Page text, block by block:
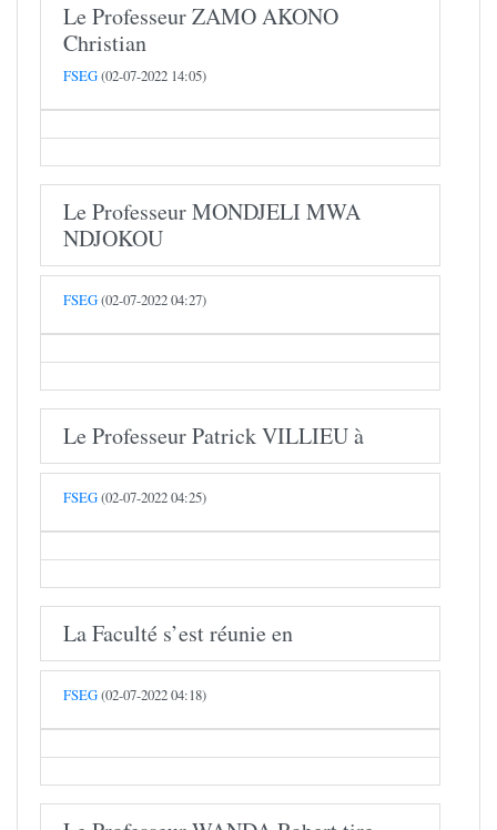
Le Professeur ZAMO AKONO
Christian
FSEG(02-07-2022 14:05)
Le Professeur MONDJELI MWA
NDJOKOU
FSEG(02-07-2022 04:27)
Le Professeur Patrick VILLIEU à
FSEG(02-07-2022 04:25)
La Faculté s’est réunie en
FSEG(02-07-2022 04:18)